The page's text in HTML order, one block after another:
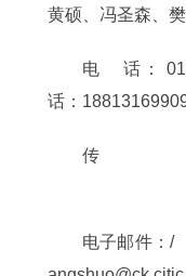
黄硕、冯圣森、
电 话：
话：
传
传
电子邮